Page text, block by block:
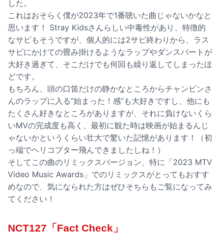
した。
これはおそらく僕が2023年で1番聴いた曲じゃないかなと
思います！ Stray Kidsさんらしい中毒性があり、特徴的
なサビもそうですが、個人的には2サビ終わりから、ラス
サビにかけての畳み掛けるようなラップやダンスパートが
大好き過ぎて、そこだけでも何回も繰り返してしまったほ
どです。
もちろん、頭の口笛だけの静かなところからチャンビンさ
んのラップに入る“始まった！感”も大好きですし、他にも
たくさん好きなところがありますが、それに負けないくら
いMVの完成度も高く、最初に観た時は映画が始まるんじ
ゃないかというくらい壮大で驚いた記憶があります！（初
っ端でヘリコプター飛んできましたしね！）
そしてこの曲のリミックスバージョン、特に「2023 MTV
Video Music Awards」でのリミックスがとってもおすす
めなので、気になられた方はぜひそちらもご覧になってみ
てください！
NCT127「Fact Check」